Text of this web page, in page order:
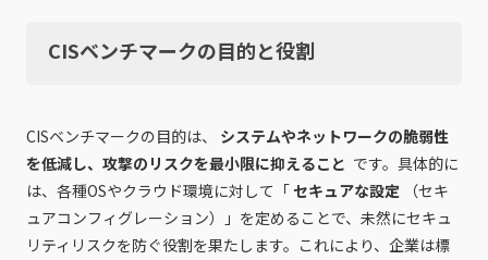
CISベンチマークの目的と役割
CISベンチマークの目的は、
システムやネットワークの脆弱性
を低減し、攻撃のリスクを最小限に抑えること です。具体的に
は、各種OSやクラウド環境に対して「セキュアな設定
（セキ
ュアコンフィグレーション）」を定めることで、未然にセキュ
リティリスクを防ぐ役割を果たします。これにより、企業は標